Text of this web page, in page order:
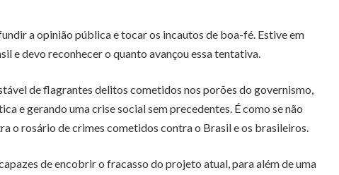
a opinião pública e tocar os incautos de boa-fé. Estive em
e devo reconhecer o quanto avançou essa tentativa.
de flagrantes delitos cometidos nos porões do governismo,
e gerando uma crise social sem precedentes. É como se não
o rosário de crimes cometidos contra o Brasil e os brasileiros.
de encobrir o fracasso do projeto atual, para além de uma